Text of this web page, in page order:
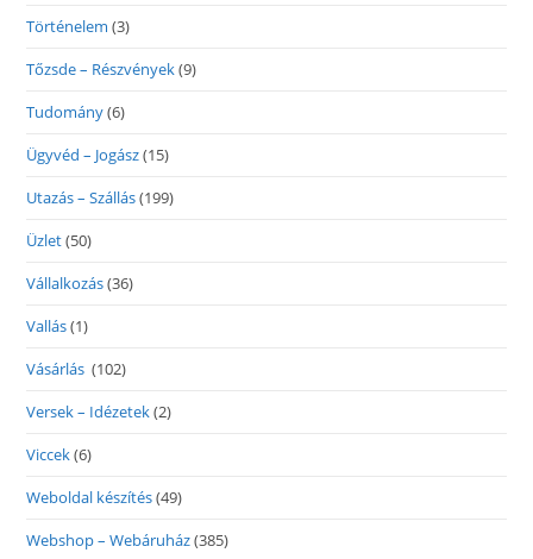
Történelem (3)
Tőzsde – Részvények(9)
Tudomány(6)
Ügyvéd – Jogász(15)
Utazás – Szállás(199)
Üzlet(50)
Vállalkozás(36)
Vallás(1)
Vásárlás (102)
Versek – Idézetek(2)
Viccek(6)
Weboldal készítés(49)
Webshop – Webáruház(385)